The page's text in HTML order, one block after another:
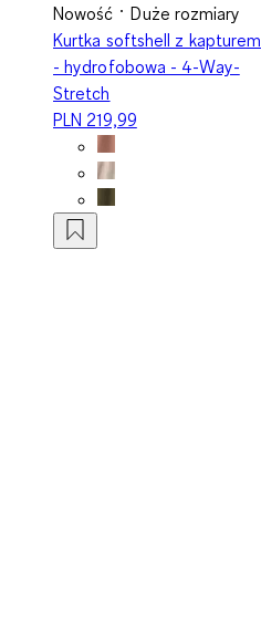
Nowość
Duże rozmiary
Kurtka softshell z kapturem
- hydrofobowa - 4-Way-
Stretch
PLN 219,99